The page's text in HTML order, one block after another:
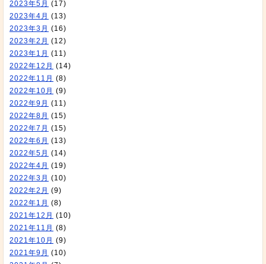
2023年5月 (17)
2023年4月 (13)
2023年3月 (16)
2023年2月 (12)
2023年1月 (11)
2022年12月 (14)
2022年11月 (8)
2022年10月 (9)
2022年9月 (11)
2022年8月 (15)
2022年7月 (15)
2022年6月 (13)
2022年5月 (14)
2022年4月 (19)
2022年3月 (10)
2022年2月 (9)
2022年1月 (8)
2021年12月 (10)
2021年11月 (8)
2021年10月 (9)
2021年9月 (10)